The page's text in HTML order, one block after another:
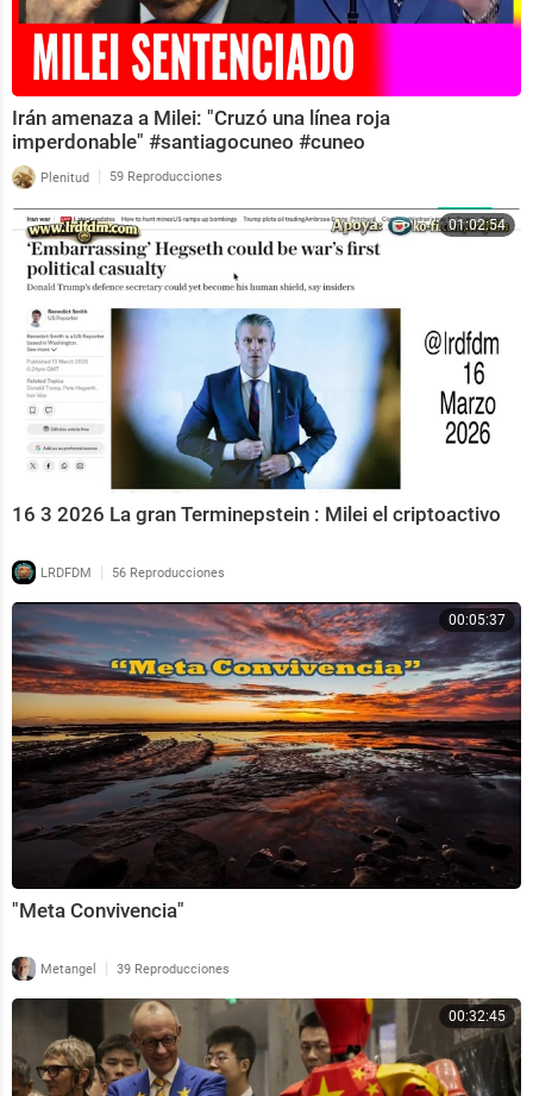
Irán amenaza a Milei: "Cruzó una línea roja
imperdonable" #santiagocuneo #cuneo
Plenitud | 59 Reproducciones
01:02:54
16 3 2026 La gran Terminepstein : Milei el criptoactivo
LRDFDM | 56 Reproducciones
00:05:37
"Meta Convivencia"
Metangel | 39 Reproducciones
00:32:45